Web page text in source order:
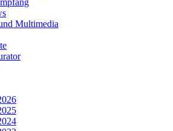
Multimedia